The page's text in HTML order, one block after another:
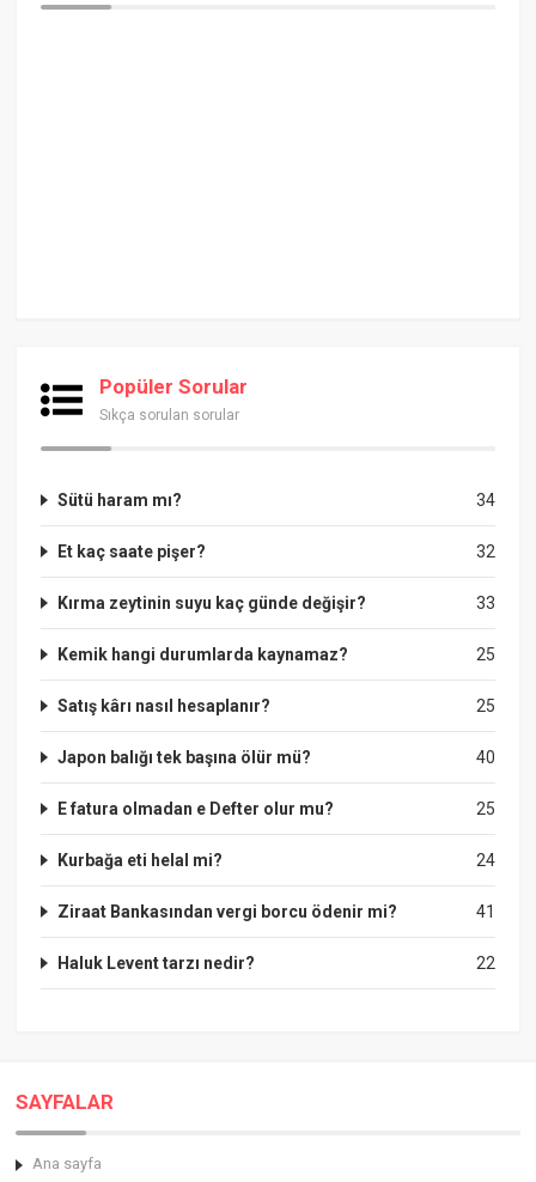
Popüler Sorular
Sıkça sorulan sorular
34
Sütü haram mı?
32
Et kaç saate pişer?
33
Kırma zeytinin suyu kaç günde değişir?
25
Kemik hangi durumlarda kaynamaz?
25
Satış kârı nasıl hesaplanır?
40
Japon balığı tek başına ölür mü?
25
E fatura olmadan e Defter olur mu?
24
Kurbağa eti helal mi?
41
Ziraat Bankasından vergi borcu ödenir mi?
22
Haluk Levent tarzı nedir?
SAYFALAR
Ana sayfa